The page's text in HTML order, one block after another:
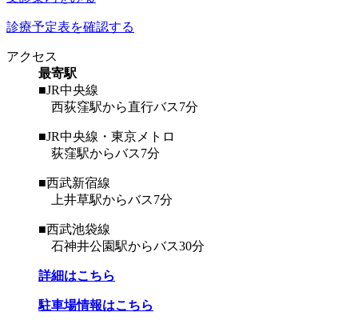
診療予定表を確認する
アクセス
最寄駅
■JR中央線
西荻窪駅から直行バス7分
■JR中央線・東京メトロ
荻窪駅からバス7分
■西武新宿線
上井草駅からバス7分
■西武池袋線
石神井公園駅からバス30分
詳細はこちら
駐車場情報はこちら